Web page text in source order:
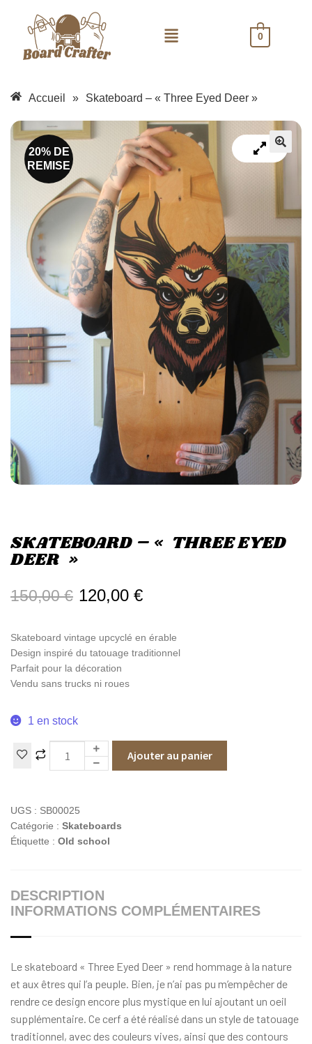
0
Accueil » Skateboard – « Three Eyed Deer »
20% DE
REMISE
SKATEBOARD – « THREE EYED
DEER »
150,00€ 120,00 €
Skateboard vintage upcyclé en érable
Design inspiré du tatouage traditionnel
Parfait pour la décoration
Vendu sans trucks ni roues
1 en stock
Ajouter au panier
UGS : SB00025
Catégorie : Skateboards
Étiquette : Old school
DESCRIPTION
INFORMATIONS COMPLÉMENTAIRES
Le skateboard « Three Eyed Deer » rend hommage à la nature
et aux êtres qui l’a peuple. Bien, je n’ai pas pu m’empêcher de
rendre ce design encore plus mystique en lui ajoutant un oeil
supplémentaire. Ce cerf a été réalisé dans un style de tatouage
traditionnel, avec des couleurs vives, ainsi que des contours